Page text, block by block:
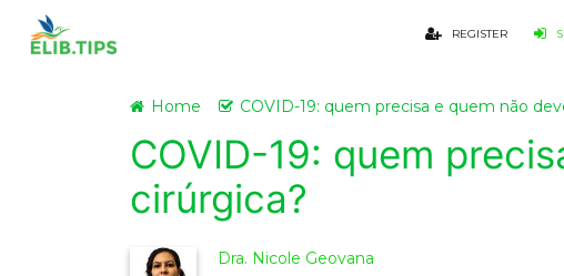
REGISTER
Home COVID-19: quem precisa e quem não
COVID-19: quem
cirúrgica?
Dra. Nicole Geovana